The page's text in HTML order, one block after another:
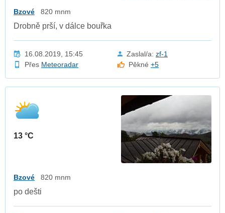
Bzové 820 mnm
Drobně prší, v dálce bouřka
16.08.2019, 15:45 Zaslal/a: zf-1
Přes Meteoradar Pěkné+5
13 °C
Bzové 820 mnm
po dešti